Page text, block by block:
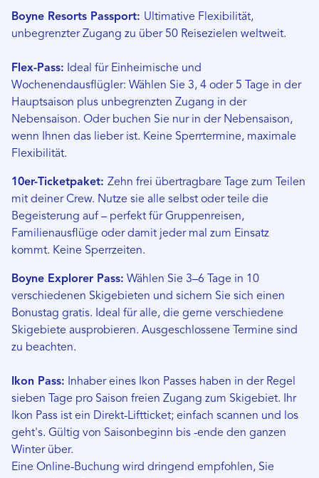
Boyne Resorts Passport: Ultimative Flexibilität,
unbegrenzter Zugang zu über 50 Reisezielen weltweit.
Flex-Pass: Ideal für Einheimische und
Wochenendausflügler: Wählen Sie 3, 4 oder 5 Tage in der
Hauptsaison plus unbegrenzten Zugang in der
Nebensaison. Oder buchen Sie nur in der Nebensaison,
wenn Ihnen das lieber ist. Keine Sperrtermine, maximale
Flexibilität.
10er-Ticketpaket: Zehn frei übertragbare Tage zum Teilen
mit deiner Crew. Nutze sie alle selbst oder teile die
Begeisterung auf – perfekt für Gruppenreisen,
Familienausflüge oder damit jeder mal zum Einsatz
kommt. Keine Sperrzeiten.
Boyne Explorer Pass: Wählen Sie 3–6 Tage in 10
verschiedenen Skigebieten und sichern Sie sich einen
Bonustag gratis. Ideal für alle, die gerne verschiedene
Skigebiete ausprobieren. Ausgeschlossene Termine sind
zu beachten.
Ikon Pass: Inhaber eines Ikon Passes haben in der Regel
sieben Tage pro Saison freien Zugang zum Skigebiet. Ihr
Ikon Pass ist ein Direkt-Liftticket; einfach scannen und los
geht's. Gültig von Saisonbeginn bis -ende den ganzen
Winter über.
Eine Online-Buchung wird dringend empfohlen, Sie